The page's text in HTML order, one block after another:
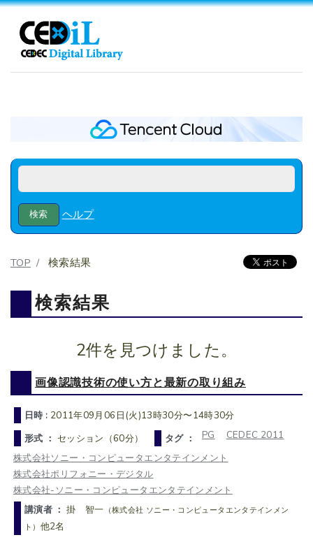
ヘルプ
TOP 検索結果
検索結果
2件を見つけました。
画像認識技術の使い方と最新の取り組み
日時 : 2011年09月06日(火)13時30分〜14時30分
形式 ： セッション（60分） タグ ： PG
CEDEC 2011
株式会社ソニー・コンピュータエンタテインメント
株式会社ポリフォニー・デジタル
株式会社-ソニー・コンピュータエンタテインメント
講演者 ：掛 智一 （株式会社 ソニー・コンピュータエンタテインメン
ト） 他2名